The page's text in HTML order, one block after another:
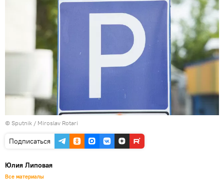
© Sputnik / Miroslav Rotari
Подписаться
Юлия Липовая
Все материалы